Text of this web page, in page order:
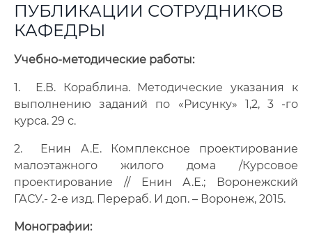
Научная деятельность
Расписание консультаций
Документы
Преподаватели
Сотрудники
ПУБЛИКАЦИИ СОТРУДНИКОВ
КАФЕДРЫ
Учебно-методические работы:
1. Е.В. Кораблина. Методические указания к
выполнению заданий по «Рисунку» 1,2, 3 -го
курса. 29 с.
2. Енин А.Е. Комплексное проектирование
малоэтажного жилого дома /Курсовое
проектирование // Енин А.Е.; Воронежский
ГАСУ.- 2-е изд. Перераб. И доп. – Воронеж, 2015.
Монографии: